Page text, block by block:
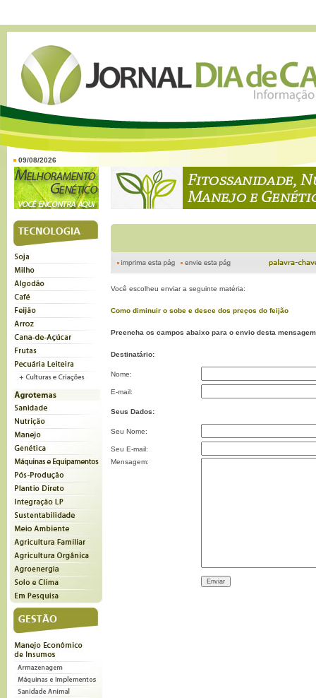
09/08/2026
Você escolheu enviar a seguinte matéria:
Como diminuir o sobe e desce dos preços do feijão
Preencha os campos abaixo para o envio desta
Destinatário:
Nome:
E-mail:
Seus Dados:
Seu Nome:
Seu E-mail:
Mensagem: